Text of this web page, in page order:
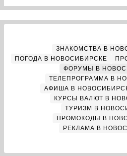
ЗНАКОМСТВА В
ПОГОДА В НОВОСИБИРСКЕ
ФОРУМЫ В
ТЕЛЕПРОГРАММА В
АФИША В
КУРСЫ ВАЛЮТ В
ТУРИЗМ В
ПРОМОКОДЫ В
РЕКЛАМА В